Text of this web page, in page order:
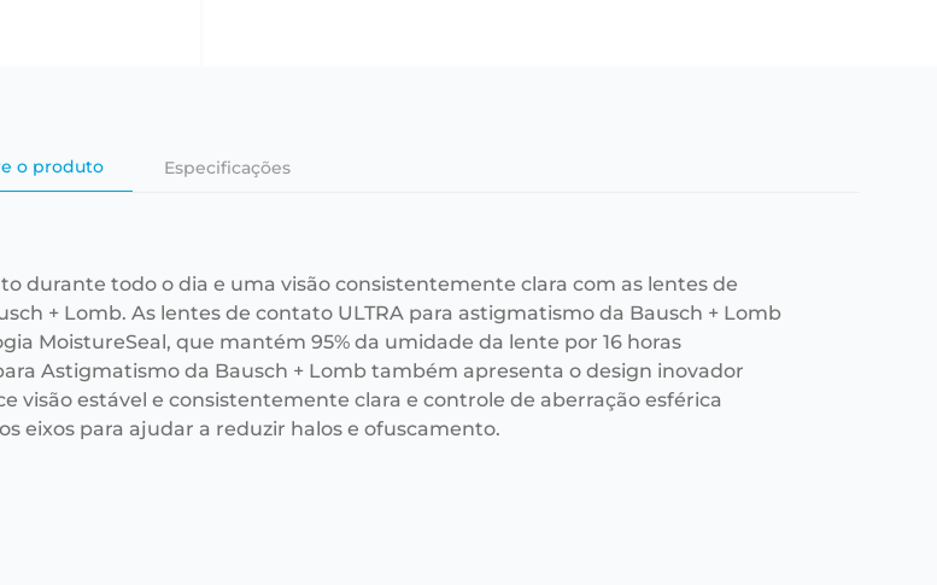
o produto Especificações
durante todo o dia e uma visão consistentemente clara com as lentes de
+ Lomb. As lentes de contato ULTRA para astigmatismo da Bausch + Lomb
MoistureSeal, que mantém 95% da umidade da lente por 16 horas
Astigmatismo da Bausch + Lomb também apresenta o design inovador
visão estável e consistentemente clara e controle de aberração esférica
eixos para ajudar a reduzir halos e ofuscamento.